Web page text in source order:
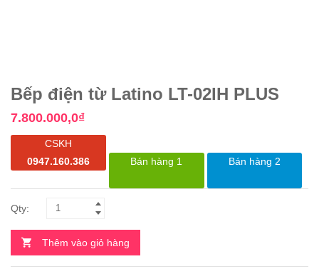
Bếp điện từ Latino LT-02IH PLUS
7.800.000,0₫
CSKH
0947.160.386
Bán hàng 1 Bán hàng 2
Thêm vào giỏ hàng